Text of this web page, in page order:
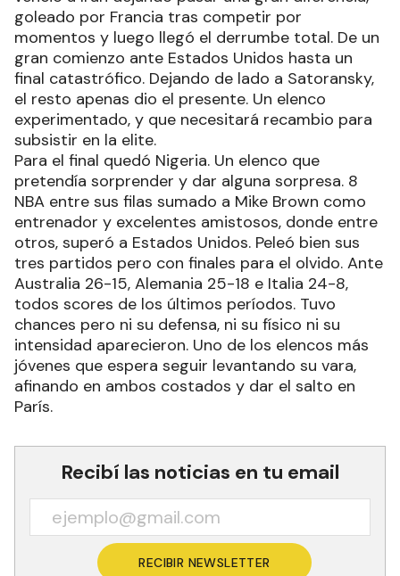
goleado por Francia tras competir por
momentos y luego llegó el derrumbe total. De un
gran comienzo ante Estados Unidos hasta un
final catastrófico. Dejando de lado a Satoransky,
el resto apenas dio el presente. Un elenco
experimentado, y que necesitará recambio para
subsistir en la elite.
Para el final quedó Nigeria. Un elenco que
pretendía sorprender y dar alguna sorpresa. 8
NBA entre sus filas sumado a Mike Brown como
entrenador y excelentes amistosos, donde entre
otros, superó a Estados Unidos. Peleó bien sus
tres partidos pero con finales para el olvido. Ante
Australia 26-15, Alemania 25-18 e Italia 24-8,
todos scores de los últimos períodos. Tuvo
chances pero ni su defensa, ni su físico ni su
intensidad aparecieron. Uno de los elencos más
jóvenes que espera seguir levantando su vara,
afinando en ambos costados y dar el salto en
París.
Recibí las noticias en tu email
RECIBIR NEWSLETTER